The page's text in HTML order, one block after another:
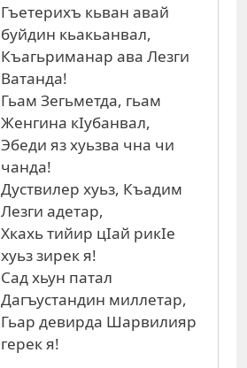
Гъетерихъ кьван авай
буйдин кьакьанвал,
Къагьриманар ава Лезги
Ватанда!
Гьам Зегьметда, гьам
Женгина кIубанвал,
Эбеди яз хуьзва чна чи
чанда!
Дуствилер хуьз, Къадим
Лезги адетар,
Хкахь тийир цIай рикIе
хуьз зирек я!
Сад хьун патал
Дагъустандин миллетар,
Гьар девирда Шарвилияр
герек я!